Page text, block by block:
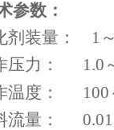
参数：
剂装量： 1
压力： 1.0
温度： 100
流量： 0.01